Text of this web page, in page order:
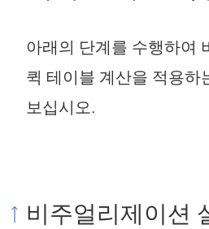
아래의 단계를 수행하여
퀵 테이블 계산을 적용하
보십시오.
비주얼리제이션